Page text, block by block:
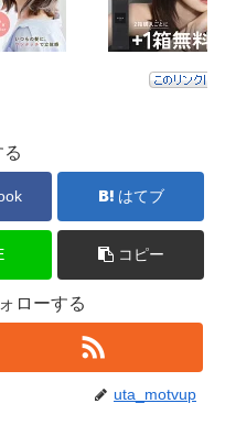
る
はてブ
コピー
ローする
uta_motvup